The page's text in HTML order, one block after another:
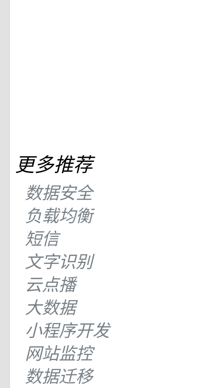
更多推荐
数据安全
负载均衡
短信
文字识别
云点播
大数据
小程序开发
网站监控
数据迁移